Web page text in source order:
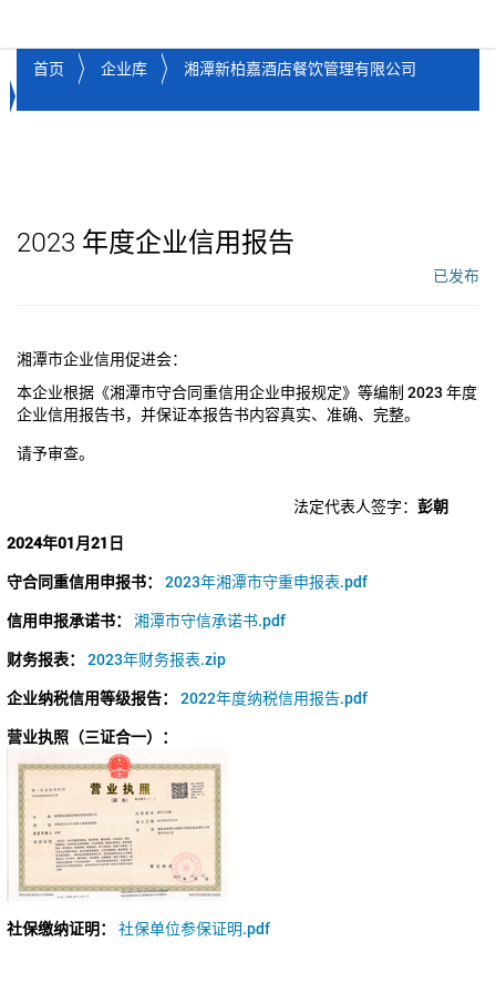
首页 企业库 湘潭新柏嘉酒店餐饮管理有限公司
2023 年度企业信用报告
已发布
湘潭市企业信用促进会：
本企业根据《湘潭市守合同重信用企业申报规定》等编制 2023 年度
企业信用报告书，并保证本报告书内容真实、准确、完整。
请予审查。
法定代表人签字： 彭朝
2024年01月21日
守合同重信用申报书：
2023年湘潭市守重申报表.pdf
信用申报承诺书：
湘潭市守信承诺书.pdf
财务报表：
2023年财务报表.zip
企业纳税信用等级报告：
2022年度纳税信用报告.pdf
营业执照（三证合一）：
社保缴纳证明： 社保单位参保证明.pdf